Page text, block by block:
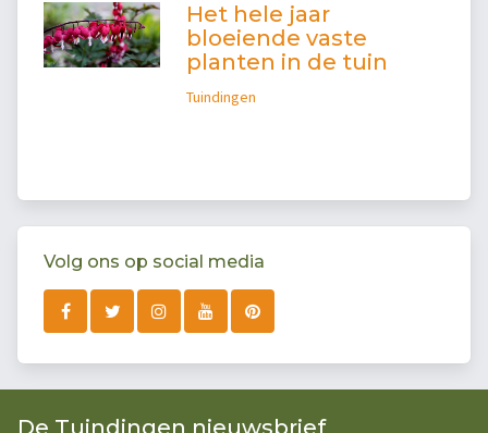
Het hele jaar
bloeiende vaste
planten in de tuin
Tuindingen
Volg ons op social media